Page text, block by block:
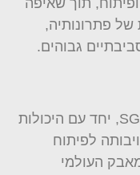
של פתרונותיה,
גבוהים.
תפיסת העולם החדשנית של SGTech, יחד עם היכולות
לפיתוח
העולמי